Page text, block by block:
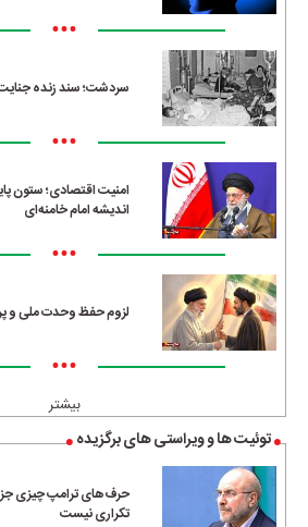
•••
سردشت؛ سند زنده جنایت
•••
امنیت اقتصادی؛ ستون
اندیشه امام خامنه‌ای
•••
لزوم حفظ وحدت ملی و
•••
بیشتر
توئیت ها و ویراستی های برگزیده
حرف‌های ترامپ چیزی
تکراری نیست